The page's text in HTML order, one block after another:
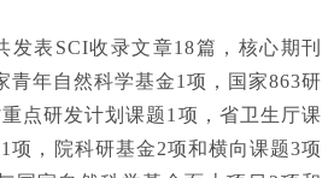
发表SCI收录文章18篇，核心期刊
青年自然科学基金1项，国家863研
点研发计划课题1项，省卫生厅课
项，院科研基金2项和横向课题3项